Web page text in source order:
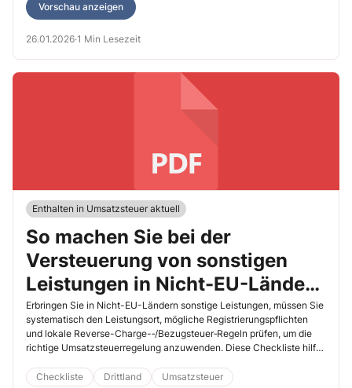
Vorschau anzeigen
26.01.2026·1 Min Lesezeit
Enthalten in Umsatzsteuer aktuell
So machen Sie bei der
Versteuerung von sonstigen
Leistungen in Nicht-EU-Ländern
(Drittländern) alles richtig
Erbringen Sie in Nicht-EU-Ländern sonstige Leistungen, müssen Sie
systematisch den Leistungsort, mögliche Registrierungspflichten
und lokale Reverse-Charge-‑/Bezugsteuer‑Regeln prüfen, um die
richtige Umsatzsteuerregelung anzuwenden. Diese Checkliste hilft
Checkliste
Drittland Umsatzsteuer